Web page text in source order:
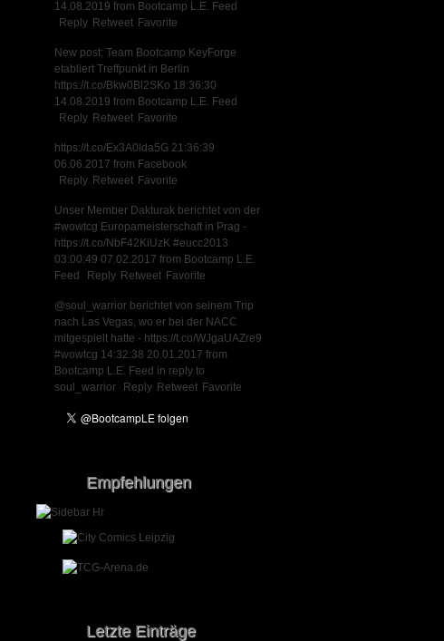
14.08.2019 from Bootcamp L.E. Feed
Reply Retweet Favorite
New post: Team Bootcamp KeyForge
etabliert Treffpunkt in Berlin
https://t.co/Bkw0Bl2SKo 18:36:30
14.08.2019 from Bootcamp L.E. Feed
Reply Retweet Favorite
https://t.co/Ex3A0lda5G 21:36:39
06.06.2017 from Facebook
Reply Retweet Favorite
Unser Member Dakturak berichtet von der
#wowtcg Europameisterschaft in Prag -
https://t.co/NbF42KiUzK #eucc2013
03:00:49 07.02.2017 from Bootcamp L.E.
Feed
Reply Retweet Favorite
@soul_warriorberichtet von seinem Trip
nach Las Vegas, wo er bei der NACC
mitgespielt hatte - https://t.co/WJgaUAZre9
#wowtcg 14:32:38 20.01.2017 from
Bootcamp L.E. Feed in reply to
soul_warrior
Reply Retweet Favorite
Empfehlungen
Letzte Einträge